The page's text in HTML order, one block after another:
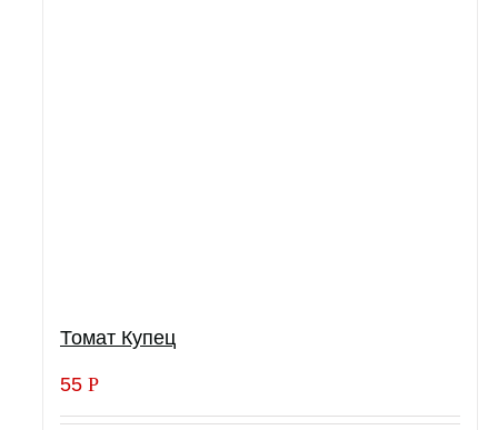
Томат Купец
55 Р